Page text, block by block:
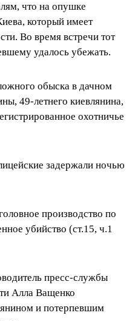
что на опушке
который имеет
Во время встречи тот
удалось убежать.
обыска в дачном
49-летнего киевлянина,
охотничье
задержали ночью
производство по
убийство (ст.15, ч.1
пресс-службы
Алла Ващенко
и потерпевшим